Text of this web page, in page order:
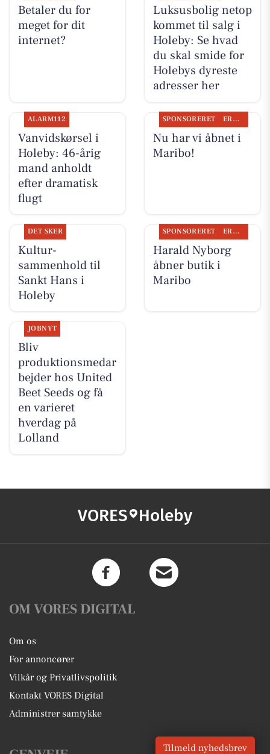
Betaler du for
meget for dit
internet?
Luksusbolig netop
kommet til salg i
Holeby: Se hvad
du skal smide for
Holebys dyreste
adresser her
ALARM112
Vanvidskørsel i
Holeby: 46-årig
mand anholdt
efter dramatisk
flugt
SPONSORERET ERHVERV
Nu har vi åbnet i
Maribo!
DET SKER
Kultur-
sammenhold til
Sankt Hans i
Holeby
SPONSORERET ERHVERV
Harald Nyborg
åbner butik i
Maribo
JOBNYT
Bliv
produktionsmedar
bejder hos United
Beet Seeds og få
en varieret
hverdag på
Lolland
VORES Holeby
OM VORES DIGITAL
Om os
For annoncører
Vilkår og Privatlivspolitik
Kontakt VORES Digital
Administrer samtykke
Tilmeld nyhedsbrev